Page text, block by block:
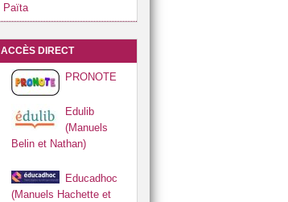
Païta
ACCÈS DIRECT
PRONOTE
Edulib
(Manuels
Belin et Nathan)
Educadhoc
(Manuels Hachette et